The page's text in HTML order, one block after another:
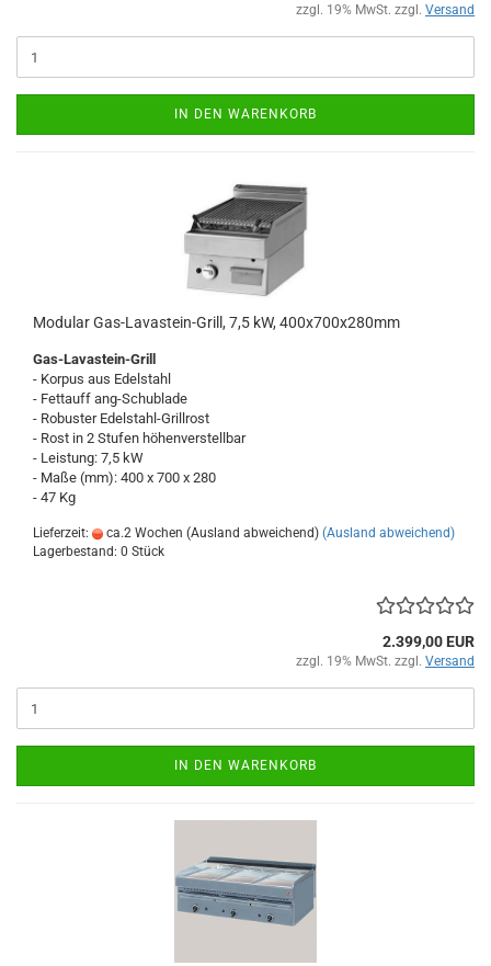
zzgl. 19% MwSt. zzgl. Versand
IN DEN WARENKORB
Modular Gas-Lavastein-Grill, 7,5 kW, 400x700x280mm
Gas-Lavastein-Grill
- Korpus aus Edelstahl
- Fettauff ang-Schublade
- Robuster Edelstahl-Grillrost
- Rost in 2 Stufen höhenverstellbar
- Leistung: 7,5 kW
- Maße (mm): 400 x 700 x 280
- 47 Kg
Lieferzeit: ca.2 Wochen (Ausland abweichend) (Ausland abweichend)
Lagerbestand: 0 Stück
2.399,00 EUR
zzgl. 19% MwSt. zzgl. Versand
IN DEN WARENKORB